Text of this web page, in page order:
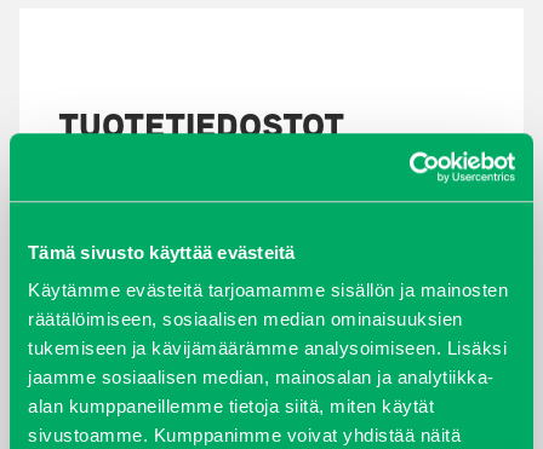
Tämä sivusto käyttää evästeitä
Käytämme evästeitä tarjoamamme sisällön ja mainosten
räätälöimiseen, sosiaalisen median ominaisuuksien
tukemiseen ja kävijämäärämme analysoimiseen. Lisäksi
jaamme sosiaalisen median, mainosalan ja analytiikka-
alan kumppaneillemme tietoja siitä, miten käytät
sivustoamme. Kumppanimme voivat yhdistää näitä
TUOTETIEDOSTOT
HAGS UNIPLAY VÄRIT
Tiedosto:Uniplay-värit.pdf /Lataa tiedosto
LISÄTIEDOT
Oletko kiinnostunut kuulemaan lisää tästä